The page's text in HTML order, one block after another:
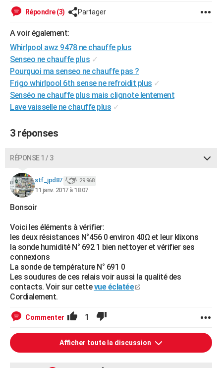
Alimentation
Guide de la santé
Maladies
Médicaments
Sommeil
VOYAGE
Destinations
City break
Voyage nature
Voyage de noces
Forum
Climat
+
GUIDES D'ACHAT
BONS PLANS
CARTE DE VOEUX
Dictionnaire
Biographies
Citations
Expressions
Proverbes
PROGRAMME TV
COPAINS D'AVANT
S'inscrire
Se connecter
Lycées
Collèges
Primaires
Universités
Entreprises
Service militaire
Avis de recherche
AVIS DE DÉCÈS
FORUM
Répondre (3) Partager
A voir également:
Whirlpool awz 9478 ne chauffe plus
Senseo ne chauffe plus ✓
Pourquoi ma senseo ne chauffe pas ?
Frigo whirlpool 6th sense ne refroidit plus ✓
Senséo ne chauffe plus mais clignote lentement
Lave vaisselle ne chauffe plus ✓
3 réponses
RÉPONSE 1 / 3
stf_jpd87 29 968
11 janv. 2017 à 18:07
Bonsoir
Voici les éléments à vérifier:
les deux résistances N°456 0 environ 40Ω et leur klixons
la sonde humidité N° 692 1 bien nettoyer et vérifier ses
connexions
La sonde de température N° 691 0
Les soudures de ces relais voir aussi la qualité des
contacts. Voir sur cettevue éclatée
Cordialement.
Commenter 1
Afficher toute la discussion